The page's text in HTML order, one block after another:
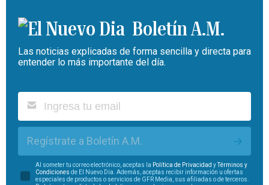
Boletín A.M.
Las noticias explicadas de forma sencilla y directa para
entender lo más importante del día.
Regístrate a Boletín A.M.
Al someter tu correo electrónico, aceptas la Política de Privacidad yTérminos y
Condiciones de El Nuevo Día. Además, aceptas recibir información u ofertas
especiales de productos o servicios de GFR Media, sus afiliadas o de terceros.